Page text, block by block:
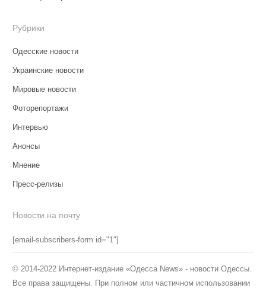
Рубрики
Одесские новости
Украинские новости
Мировые новости
Фоторепортажи
Интервью
Анонсы
Мнение
Пресс-релизы
Новости на почту
[email-subscribers-form id="1"]
© 2014-2022 Интернет-издание «Одесса News» - новости Одессы.
Все права защищены. При полном или частичном использовании